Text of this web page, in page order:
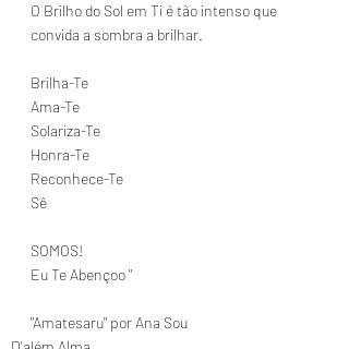
O Brilho do Sol em Ti é tão intenso que
convida a sombra a brilhar.
Brilha-Te
Ama-Te
Solariza-Te
Honra-Te
Reconhece-Te
Sê
SOMOS!
Eu Te Abençoo "
"Amatesaru" por Ana Sou